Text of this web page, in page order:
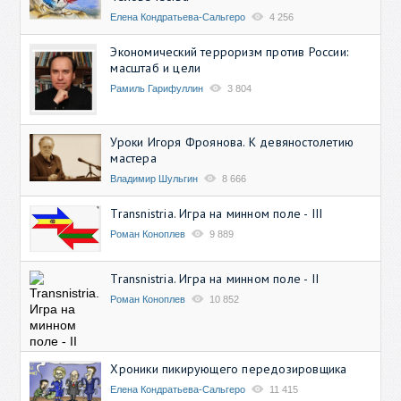
Елена Кондратьева-Сальгеро 4 256
Экономический терроризм против России:
масштаб и цели
Рамиль Гарифуллин 3 804
Уроки Игоря Фроянова. К девяностолетию
мастера
Владимир Шульгин 8 666
Transnistria. Игра на минном поле - III
Роман Коноплев 9 889
Transnistria. Игра на минном поле - II
Роман Коноплев 10 852
Хроники пикирующего передозировщика
Елена Кондратьева-Сальгеро 11 415